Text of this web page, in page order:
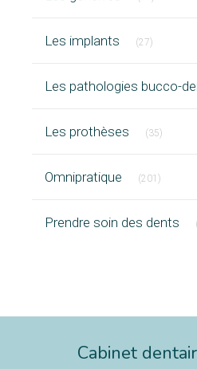
Les implants (27)
Les pathologies bucco-
Les prothèses (35)
Omnipratique (201)
Prendre soin des dents
Cabinet